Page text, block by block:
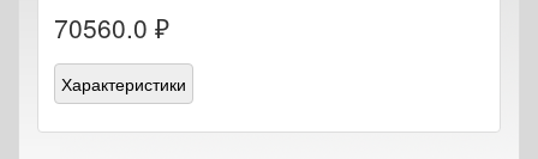
70560.0 ₽
Характеристики